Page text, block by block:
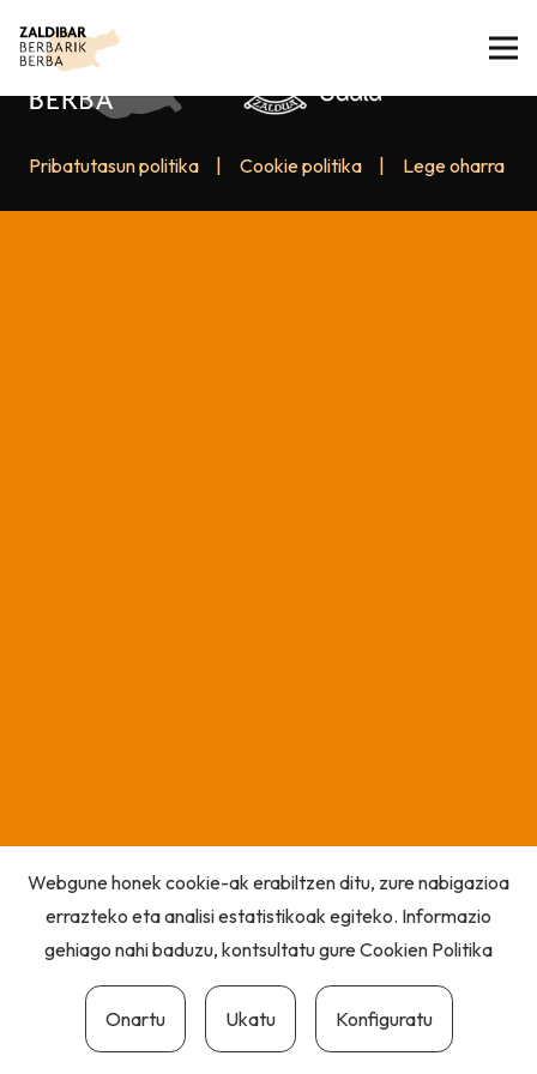
Pribatutasun politika Cookie politika Lege oharra
Webgune honek cookie-ak erabiltzen ditu, zure nabigazioa
errazteko eta analisi estatistikoak egiteko. Informazio
gehiago nahi baduzu, kontsultatu gureCookien Politika
Onartu Ukatu Konfiguratu